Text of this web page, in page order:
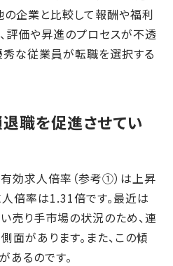
の企業と比較して報酬や福利
評価や昇進のプロセスが不透
秀な従業員が転職を選択する
職を促進させてい
効求人倍率（参考①）は上昇
倍率は1.31倍です。最近は
売り手市場の状況のため、連
があります。また、この傾
あるのです。